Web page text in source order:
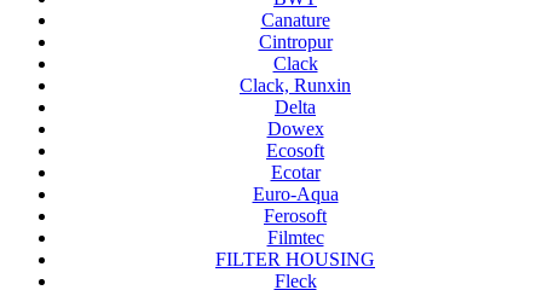
Canature
Cintropur
Clack
Clack, Runxin
Delta
Dowex
Ecosoft
Ecotar
Euro-Aqua
Ferosoft
Filmtec
FILTER HOUSING
Fleck